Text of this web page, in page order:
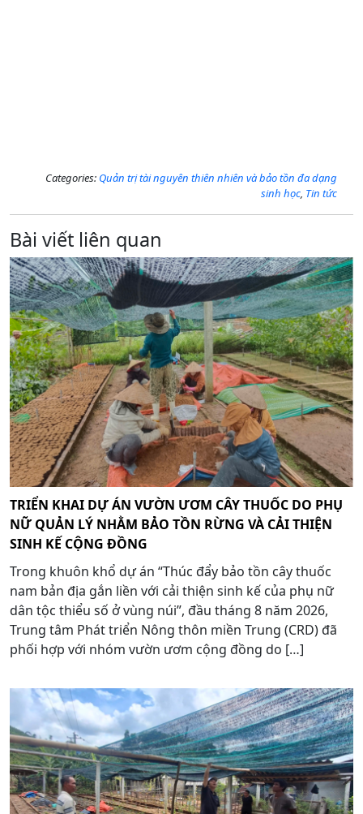
Categories: Quản trị tài nguyên thiên nhiên và bảo tồn đa dạng
sinh học, Tin tức
Bài viết liên quan
TRIỂN KHAI DỰ ÁN VƯỜN ƯƠM CÂY THUỐC DO PHỤ
NỮ QUẢN LÝ NHẰM BẢO TỒN RỪNG VÀ CẢI THIỆN
SINH KẾ CỘNG ĐỒNG
Trong khuôn khổ dự án “Thúc đẩy bảo tồn cây thuốc
nam bản địa gắn liền với cải thiện sinh kế của phụ nữ
dân tộc thiểu số ở vùng núi”, đầu tháng 8 năm 2026,
Trung tâm Phát triển Nông thôn miền Trung (CRD) đã
phối hợp với nhóm vườn ươm cộng đồng do […]